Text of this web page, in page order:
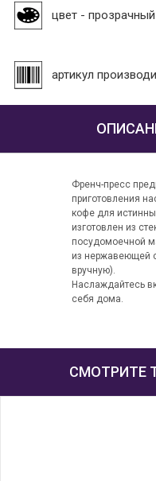
цвет - прозрачный
артикул
Френч-пресс
приготовления
кофе для
изготовлен из
посудомоечной
из нержавеющей
вручную).
Наслаждайтесь
себя дома.
СМОТРИТЕ